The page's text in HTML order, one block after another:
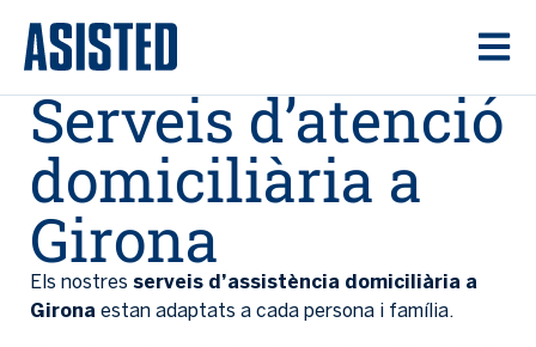
Serveis d’atenció
domiciliària a
Girona
Els nostres serveis d’assistència domiciliària a
Girona estan adaptats a cada persona i família.